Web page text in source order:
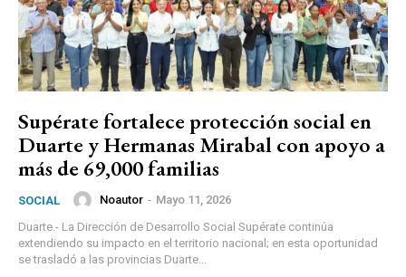
Supérate fortalece protección social en
Duarte y Hermanas Mirabal con apoyo a
más de 69,000 familias
SOCIAL Noautor - Mayo 11, 2026
Duarte.- La Dirección de Desarrollo Social Supérate continúa
extendiendo su impacto en el territorio nacional; en esta oportunidad
se trasladó a las provincias Duarte...